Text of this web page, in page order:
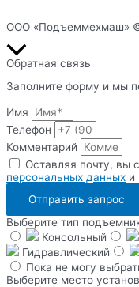
ООО «Подъеммехмаш»
наверх
Обратная связь
Заполните форму и мы
Имя
Телефон
Комментарий
Оставляя почту, вы
персональных данных и
Отправить запрос
Выберите тип
Консольный
Гидравлический
Пока не могу
Выберите место